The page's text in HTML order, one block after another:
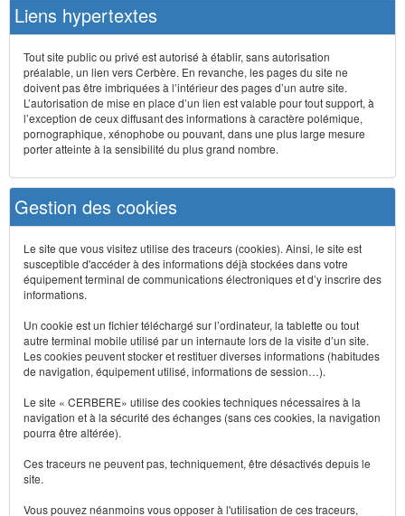
Liens hypertextes
Tout site public ou privé est autorisé à établir, sans autorisation
préalable, un lien vers Cerbère. En revanche, les pages du site ne
doivent pas être imbriquées à l’intérieur des pages d’un autre site.
L’autorisation de mise en place d’un lien est valable pour tout support, à
l’exception de ceux diffusant des informations à caractère polémique,
pornographique, xénophobe ou pouvant, dans une plus large mesure
porter atteinte à la sensibilité du plus grand nombre.
Gestion des cookies
Le site que vous visitez utilise des traceurs (cookies). Ainsi, le site est
susceptible d'accéder à des informations déjà stockées dans votre
équipement terminal de communications électroniques et d’y inscrire des
informations.
Un cookie est un fichier téléchargé sur l’ordinateur, la tablette ou tout
autre terminal mobile utilisé par un internaute lors de la visite d’un site.
Les cookies peuvent stocker et restituer diverses informations (habitudes
de navigation, équipement utilisé, informations de session…).
Le site « CERBERE» utilise des cookies techniques nécessaires à la
navigation et à la sécurité des échanges (sans ces cookies, la navigation
pourra être altérée).
Ces traceurs ne peuvent pas, techniquement, être désactivés depuis le
site.
Vous pouvez néanmoins vous opposer à l'utilisation de ces traceurs,